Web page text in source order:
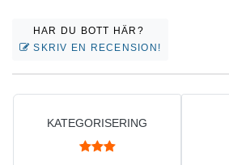
HAR DU BOTT HÄR?
SKRIV EN RECENSION!
KATEGORISERING